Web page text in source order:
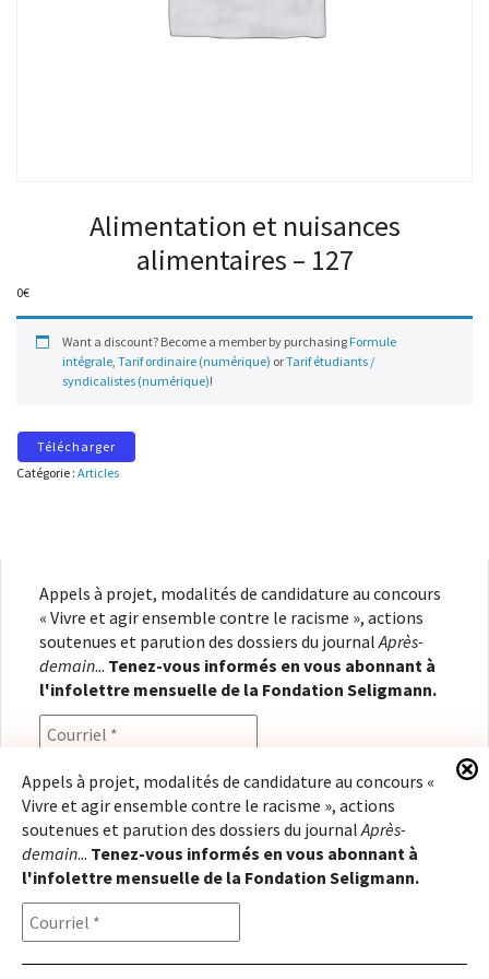
Alimentation et nuisances
alimentaires – 127
0€
Want a discount? Become a member by purchasing Formule
intégrale, Tarif ordinaire (numérique) orTarif étudiants /
syndicalistes (numérique)!
Télécharger
Catégorie : Articles
Appels à projet, modalités de candidature au concours
« Vivre et agir ensemble contre le racisme », actions
soutenues et parution des dossiers du journal Après-
demain... Tenez-vous informés en vous abonnant à
l'infolettre mensuelle de la Fondation Seligmann.
En renseignant votre adresse électronique, vous
consentez à recevoir l'infolettre de la Fondation
Seligmann, conformément à notrepolitique de
confidentialité. Il vous sera possible de vous
désabonner à tout moment.
Appels à projet, modalités de candidature au concours «
Vivre et agir ensemble contre le racisme », actions
soutenues et parution des dossiers du journalAprès-
demain... Tenez-vous informés en vous abonnant à
l'infolettre mensuelle de la Fondation Seligmann.